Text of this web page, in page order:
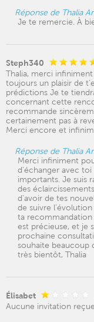
Réponse de Thalia
Je te remercie. À
Steph340
Thalia, merci
toujours un plaisir de
prédictions Je te
concernant cette
recommande
certainement pas à
Merci encore et
Réponse de Thalia
Merci infiniment
d’échanger avec
importants. Je suis
des
d’avoir de tes
de suivre
ta
est précieuse, et je
prochaine
souhaite beaucoup
très bientôt, Thalia
Élisabet
Aucune invitation